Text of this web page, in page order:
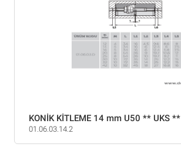
KONİK KİTLEME 14 mm U50 ** UKS **
01.06.03.14.2